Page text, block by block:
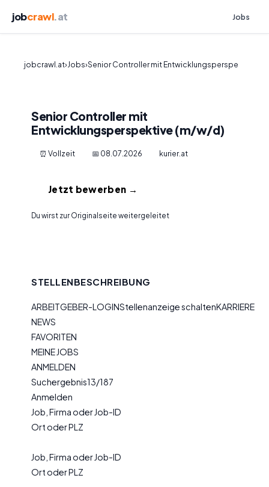
jobcrawl.at Jobs
jobcrawl.at›Jobs›Senior Controller mit Entwicklungsperspe
Senior Controller mit
Entwicklungsperspektive (m/w/d)
⏰ Vollzeit 📅 08.07.2026 kurier.at
Jetzt bewerben →
Du wirst zur Originalseite weitergeleitet
STELLENBESCHREIBUNG
ARBEITGEBER-LOGINStellenanzeige schaltenKARRIERE
NEWS
FAVORITEN
MEINE JOBS
ANMELDEN
Suchergebnis13/187
Anmelden
Job, Firma oder Job-ID
Ort oder PLZ
Job, Firma oder Job-ID
Ort oder PLZ